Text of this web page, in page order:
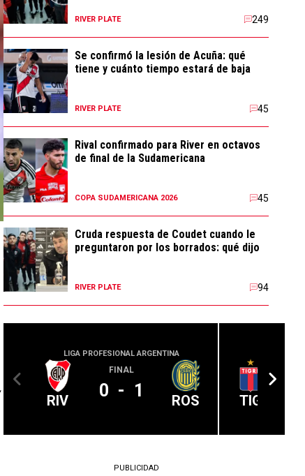
RIVER PLATE 249
Se confirmó la lesión de Acuña: qué
tiene y cuánto tiempo estará de baja
RIVER PLATE 45
Rival confirmado para River en octavos
de final de la Sudamericana
COPA SUDAMERICANA 2026 45
Cruda respuesta de Coudet cuando le
preguntaron por los borrados: qué dijo
RIVER PLATE 94
LIGA PROFESIONAL ARGENTINA
RIV
FINAL
0 - 1 ROS TIG
PUBLICIDAD